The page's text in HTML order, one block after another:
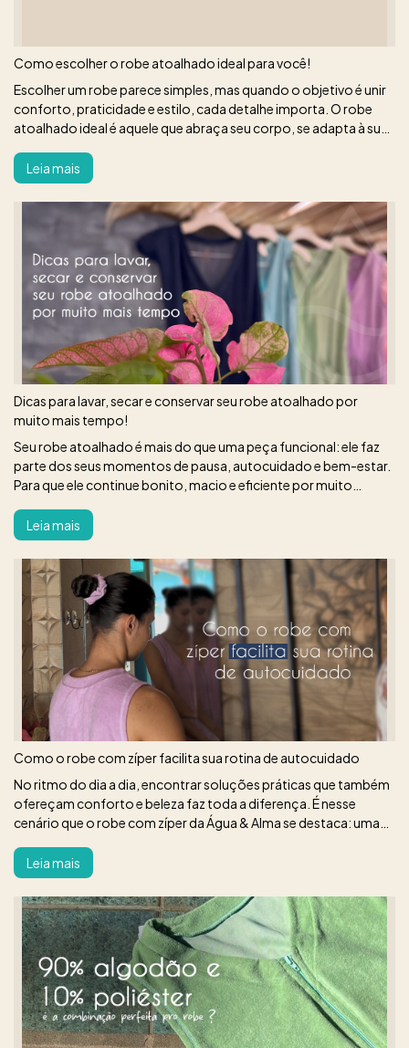
Como escolher o robe atoalhado ideal para você!
Escolher um robe parece simples, mas quando o objetivo é unir
conforto, praticidade e estilo, cada detalhe importa. O robe
atoalhado ideal é aquele que abraça seu corpo, se adapta à sua
Leia mais
Dicas para lavar, secar e conservar seu robe atoalhado por
muito mais tempo!
Seu robe atoalhado é mais do que uma peça funcional: ele faz
parte dos seus momentos de pausa, autocuidado e bem-estar.
Para que ele continue bonito, macio e eficiente por muito
Leia mais
Como o robe com zíper facilita sua rotina de autocuidado
No ritmo do dia a dia, encontrar soluções práticas que também
ofereçam conforto e beleza faz toda a diferença. É nesse
cenário que o robe com zíper da Água & Alma se destaca: uma
nos momentos mai
Leia mais